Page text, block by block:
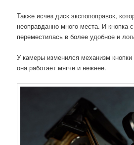
Также исчез диск экспопоправок,
неоправданно много места. И кнопка
переместилась в более удобное и
У камеры изменился механизм кнопки
она работает мягче и нежнее.